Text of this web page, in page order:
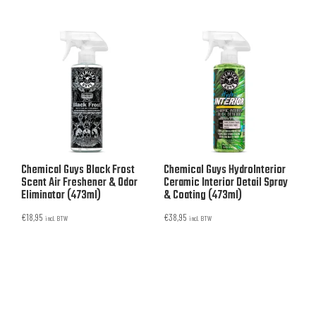
Chemical Guys Black Frost
Scent Air Freshener & Odor
Eliminator (473ml)
€18,95 incl. BTW
Chemical Guys HydroInterior
Ceramic Interior Detail Spray
& Coating (473ml)
€38,95 incl. BTW